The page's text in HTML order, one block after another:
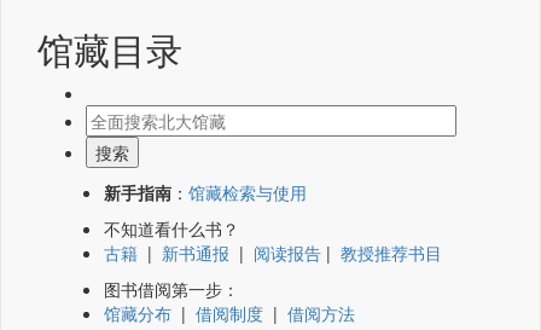
馆藏目录
新手指南 ： 馆藏检索与使用
不知道看什么书？
古籍 | 新书通报 | 阅读报告 | 教授推荐书目
图书借阅第一步：
馆藏分布 | 借阅制度 | 借阅方法